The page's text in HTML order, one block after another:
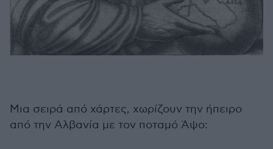
Μια σειρά από χάρτες, χωρίζουν την ήπειρο
από την Αλβανία με τον ποταμό Άψο: